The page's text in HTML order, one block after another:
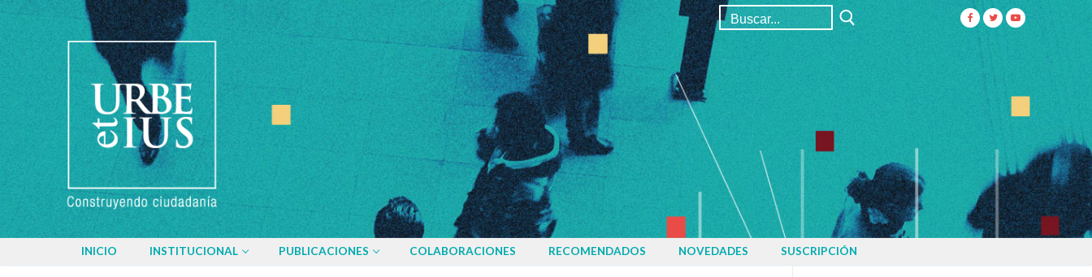
Buscar:
INICIO INSTITUCIONAL PUBLICACIONES COLABORACIONES RECOMENDADOS NOVEDADES SUSCRIPCIÓN